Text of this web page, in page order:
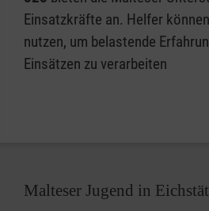
Einsatzkräften vor Ort
"Durch unsere Arbeit können
Stressreaktionen abgemildert
Mehr dazu, auch zu
Einsatzkräfte an. Helfer
nutzen, um belastende
Einsätzen zu verarbeiten
Malteser Jugend in